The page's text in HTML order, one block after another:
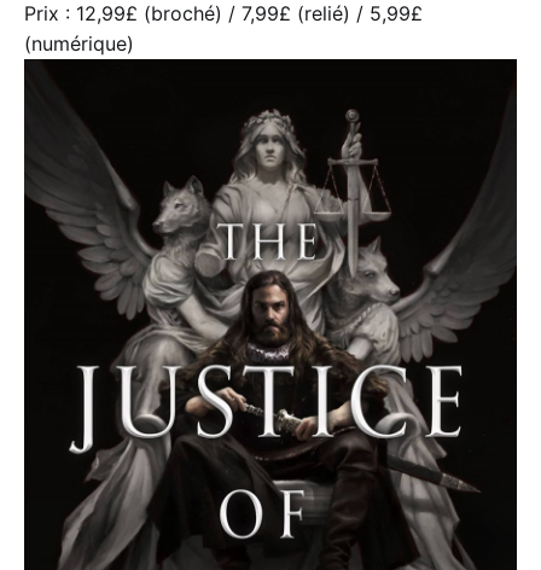
Prix : 12,99£ (broché) / 7,99£ (relié) / 5,99£
(numérique)